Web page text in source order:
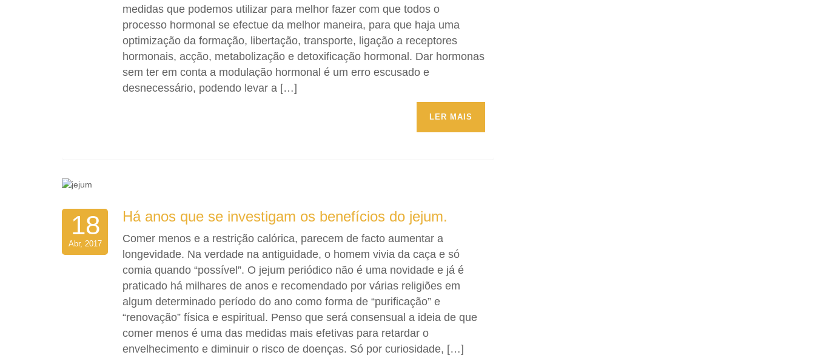
medidas que podemos utilizar para melhor fazer com que todos o
processo hormonal se efectue da melhor maneira, para que haja uma
optimização da formação, libertação, transporte, ligação a receptores
hormonais, acção, metabolização e detoxificação hormonal. Dar hormonas
sem ter em conta a modulação hormonal é um erro escusado e
desnecessário, podendo levar a […]
LER MAIS
18
Abr, 2017
Há anos que se investigam os benefícios do jejum.
Comer menos e a restrição calórica, parecem de facto aumentar a
longevidade. Na verdade na antiguidade, o homem vivia da caça e só
comia quando “possível”. O jejum periódico não é uma novidade e já é
praticado há milhares de anos e recomendado por várias religiões em
algum determinado período do ano como forma de “purificação” e
“renovação” física e espiritual. Penso que será consensual a ideia de que
comer menos é uma das medidas mais efetivas para retardar o
envelhecimento e diminuir o risco de doenças. Só por curiosidade, […]